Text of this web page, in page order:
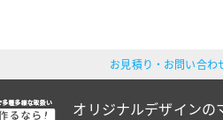
お見積り・お問い合わ
オリジナルデザインの